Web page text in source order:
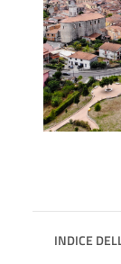
INDICE